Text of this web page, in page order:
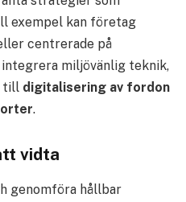
exempel kan företag
centrerade på
miljövänlig teknik,
till digitalisering av fordon
.
vidta
genomföra hållbar